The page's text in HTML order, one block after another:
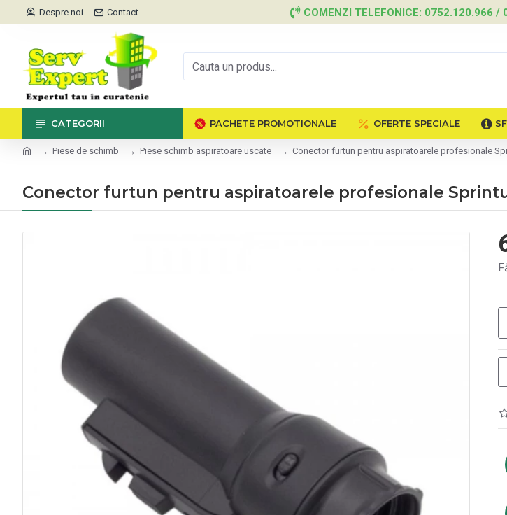
Despre noi Contact COMENZI TELEFONICE: 0752.120.966
CATEGORII PACHETE PROMOTIONALE OFERTE SPECIALE
Piese de schimb Piese schimb aspiratoare uscate Conector furtun pentru aspiratoarele profesionale
Conector furtun pentru aspiratoarele profesionale Sprintus